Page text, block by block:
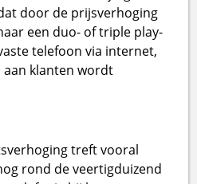
door de prijsverhoging
een duo- of triple play-
telefoon via internet,
aan klanten wordt
treft vooral
rond de veertigduizend